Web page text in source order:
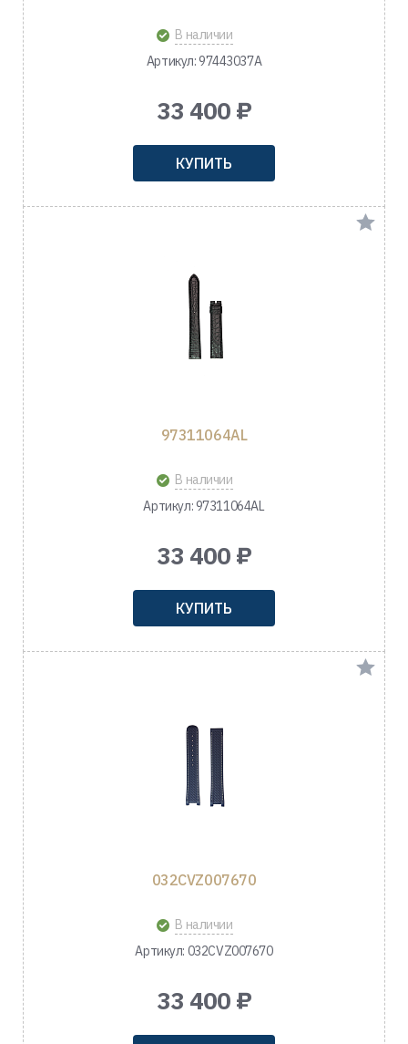
В наличии
Артикул: 97443037A
33 400 ₽
КУПИТЬ
97311064AL
В наличии
Артикул: 97311064AL
33 400 ₽
КУПИТЬ
032CVZ007670
В наличии
Артикул: 032CVZ007670
33 400 ₽